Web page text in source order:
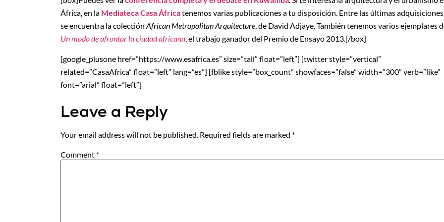
África, en la Mediateca Casa Áfricatenemos varias publicaciones a tu disposición. Entre las últimas
se encuentra la colección African Metropolitan Arquitecture, de David Adjaye. También tenemos varios ejemplares
Un modo de afrontar la ciudad africana, el trabajo ganador del Premio de Ensayo 2013.[/box]
[google_plusone href=”https://www.esafrica.es” size=”tall” float=”left”] [twitter style=”vertical”
related=”CasaAfrica” float=”left” lang=”es”] [fblike style=”box_count” showfaces=”false” width=”300″ verb=”like”
font=”arial” float=”left”]
Leave a Reply
Your email address will not be published. Required fields are marked *
Comment *